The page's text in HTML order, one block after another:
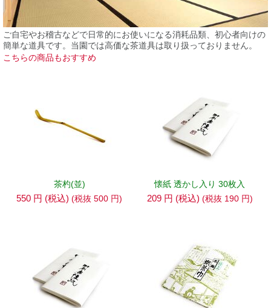
ご自宅やお稽古などで日常的にお使いになる消耗品類、初心者向けの
簡単な道具です。当園では高価な茶道具は取り扱っておりません。
こちらの商品もおすすめ
茶杓(並)
550 円 (税込) (税抜 500 円)
懐紙 透かし入り 30枚入
209 円 (税込) (税抜 190 円)